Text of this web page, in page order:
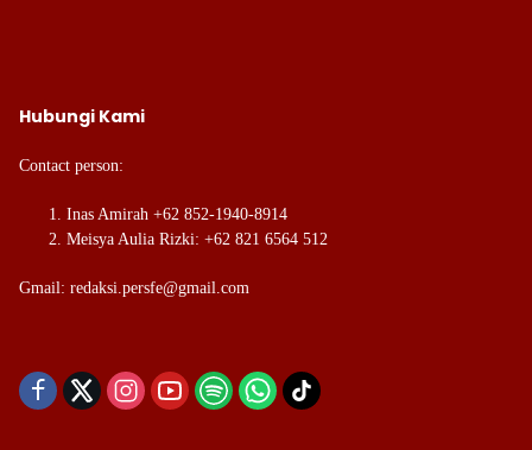
Hubungi Kami
Contact person:
Inas Amirah +62 852-1940-8914
Meisya Aulia Rizki: +62 821 6564 512
Gmail: redaksi.persfe@gmail.com